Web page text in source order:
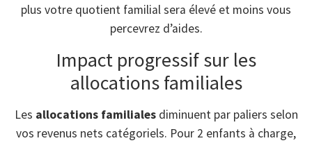
plus votre quotient familial sera élevé et moins vous
percevrez d’aides.
Impact progressif sur les
allocations familiales
Les allocations familialesdiminuent par paliers selon
vos revenus nets catégoriels. Pour 2 enfants à charge,